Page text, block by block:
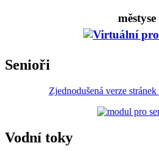
městyse
Senioři
Zjednodušená verze
Vodní toky